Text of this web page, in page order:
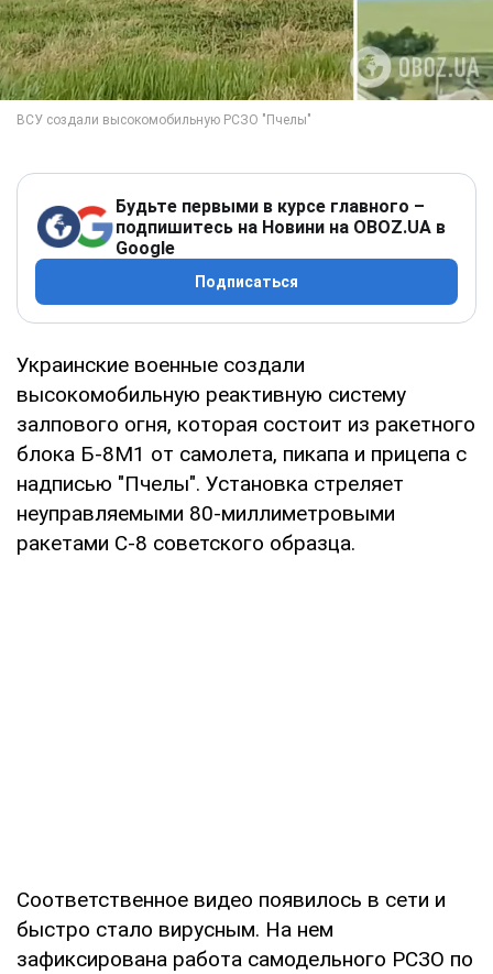
Будьте первыми в курсе главного –
подпишитесь на Новини на OBOZ.UA в
Google
Подписаться
Украинские военные создали
высокомобильную реактивную систему
залпового огня, которая состоит из ракетного
блока Б-8М1 от самолета, пикапа и прицепа с
надписью "Пчелы". Установка стреляет
неуправляемыми 80-миллиметровыми
ракетами С-8 советского образца.
Соответственное видео появилось в сети и
быстро стало вирусным. На нем
зафиксирована работа самодельного РСЗО по